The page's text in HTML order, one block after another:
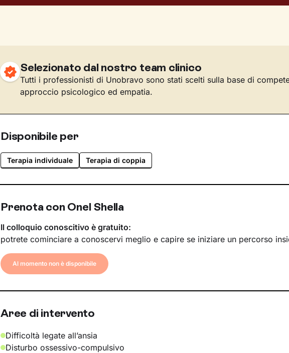
Selezionato dal nostro team clinico
Tutti i professionisti di Unobravo sono stati scelti sulla base di
approccio psicologico ed empatia.
Disponibile per
Terapia individuale Terapia di coppia
Prenota con Onel Shella
Il colloquio conoscitivo è gratuito:
potrete cominciare a conoscervi meglio e capire se iniziare un percorso
Al momento non è disponibile
Aree di intervento
Difficoltà legate all’ansia
Disturbo ossessivo-compulsivo